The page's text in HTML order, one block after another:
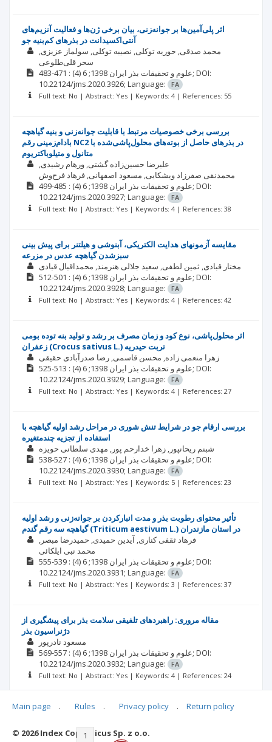
اثر پلی‌آمین‌ها بر جوانه‌زنی، بیان برخی ژن‌ها و فعالیت آنزیم‌های
آنتی‌اکسیدانت در بذرهای کم‌بنیه جو
محمد صدقی حوریه توکلی نصیبه توکلی سولماز عزیزی
سحر قلی‌طلوعی
علوم و تحقیقات بذر ایران 1398; 6
(4) : 471-483; DOI:
10.22124/jms.2020.3926; Language:
FA
Full text: No | Abstract: Yes | Keywords: 4 | References: 55
بررسی برخی خصوصیات مرتبط با قابلیت جوانه‌زنی و بنیه گیاهچه
بادام‌زمینی رقم NC2 در بذرهای حاصل از بوته‌های محلول‌پاشی‌شده با
متانول و متیلوباکتریوم
علیرضا حسین‌زاده گشتی ورهام رشیدی
محمدنقی صفرزاد ویشکایی مسعود اصفهانی فرهاد فرح‌وش
علوم و تحقیقات بذر ایران 1398; 6
(4) : 485-499; DOI:
10.22124/jms.2020.3927; Language:
FA
Full text: No | Abstract: Yes | Keywords: 4 | References: 38
مقایسه آزمون‏های هدایت الکتریکی، آبنوشی و هیلتنر برای پیش ‏بینی
سبزشدن گیاهچه عدس در مزرعه
مختار قبادی ثمین لطفی سعید جلالی هنرمند محمداقبال قبادی
علوم و تحقیقات بذر ایران 1398; 6
(4) : 501-512; DOI:
10.22124/jms.2020.3928; Language:
FA
Full text: No | Abstract: Yes | Keywords: 4 | References: 42
اثر محلول‌پاشی، نوع کود و زمان مصرف بر رشد و تولید بنه توده بومی
زعفران (Crocus sativus L.) تربت حیدریه
زهرا منعمی زاده محسن قاسمی رضا صدرآبادی حقیقی
علوم و تحقیقات بذر ایران 1398; 6
(4) : 513-525; DOI:
10.22124/jms.2020.3929; Language:
FA
Full text: No | Abstract: Yes | Keywords: 4 | References: 27
بررسی ارقام جو در شرایط تنش شوری در مراحل رشد اولیه گیاهچه با
استفاده از تجزیه چندمتغیره
شبنم ریحانپور زهرا خدارحم پور مهدی سلطانی حویزه
علوم و تحقیقات بذر ایران 1398; 6
(4) : 527-538; DOI:
10.22124/jms.2020.3930; Language:
FA
Full text: No | Abstract: Yes | Keywords: 5 | References: 23
تأثیر محتوای رطوبت بذر و مدت انبارکردن بر جوانه‌زنی و رشد اولیه
گیاهچه سه رقم گندم (Triticum aestivum L.) در استان مازندران
فرهاد ثقفی کناری آیدین حمیدی حمیدرضا مبصر
محمد نبی ایلکائی
علوم و تحقیقات بذر ایران 1398; 6
(4) : 539-555; DOI:
10.22124/jms.2020.3931; Language:
FA
Full text: No | Abstract: Yes | Keywords: 3 | References: 37
مقاله مروری: راهبردهای تلفیقی سلامت بذر برای پیشگیری از
دژنراسیون بذر
مسعود نادرپور
علوم و تحقیقات بذر ایران 1398; 6
(4) : 557-569; DOI:
10.22124/jms.2020.3932; Language:
FA
Full text: No | Abstract: Yes | Keywords: 4 | References: 24
|< << 1 2 3 4
Main page . Rules . Privacy policy . Return policy
© 2026 Index Copernicus Sp. z o.o.